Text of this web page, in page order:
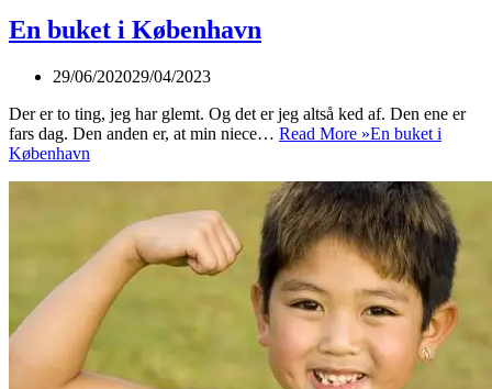
En buket i København
29/06/202029/04/2023
Der er to ting, jeg har glemt. Og det er jeg altså ked af. Den ene er
fars dag. Den anden er, at min niece… Read More »En buket i
København